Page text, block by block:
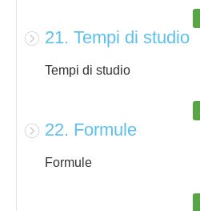
21. Tempi di studio
Tempi di studio
22. Formule
Formule